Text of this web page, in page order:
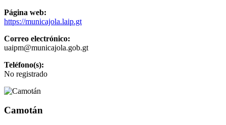
Página web:
https://municajola.laip.gt
Correo electrónico:
uaipm@municajola.gob.gt
Teléfono(s):
No registrado
Camotán